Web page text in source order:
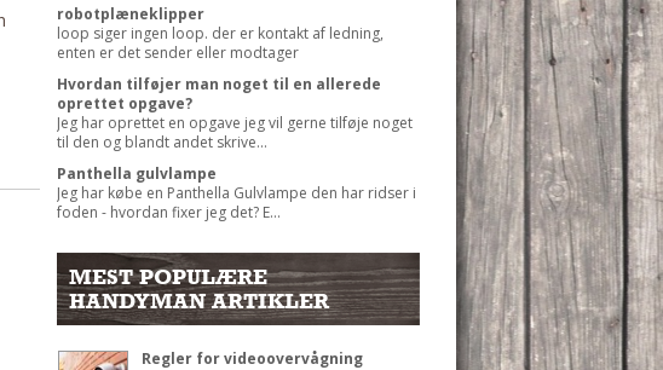
robotplæneklipper
loop siger ingen loop. der er kontakt af ledning,
enten er det sender eller modtager
Hvordan tilføjer man noget til en allerede
oprettet opgave?
Jeg har oprettet en opgave jeg vil gerne tilføje noget
til den og blandt andet skrive...
Panthella gulvlampe
Jeg har købe en Panthella Gulvlampe den har ridser i
foden - hvordan fixer jeg det? E...
MEST POPULÆRE
HANDYMAN ARTIKLER
Regler for videoovervågning